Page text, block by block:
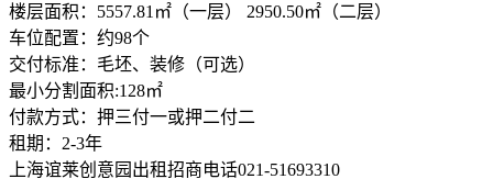
楼层面积：5557.81㎡（一层） 2950.50㎡（二层）
车位配置：约98个
交付标准：毛坯、装修（可选）
最小分割面积:128㎡
付款方式：押三付一或押二付二
租期：2-3年
上海谊莱创意园出租招商电话021-51693310